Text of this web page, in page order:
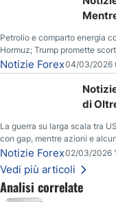
Petrolio e comparto energia
Hormuz; Trump promette
del gas naturale mette
Notizie Forex04/03/2026
di
La guerra su larga scala tra
con gap, mentre azioni e
livelli da monitorare.
Notizie Forex02/03/2026
Vedi più articoli
Analisi correlate